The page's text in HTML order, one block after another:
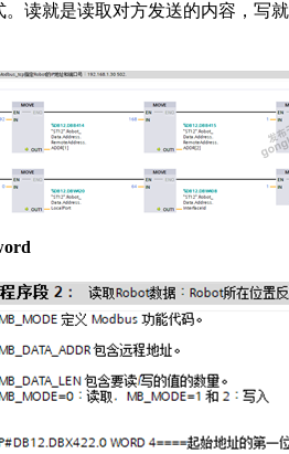
读就是读取对方发送的内容，写